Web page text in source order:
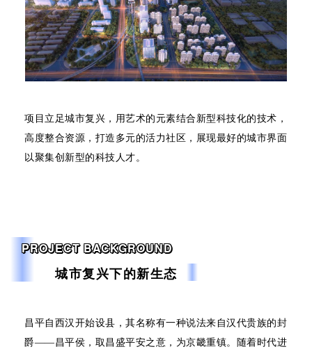
项目立足城市复兴，用艺术的元素结合新型科技化的技术，
高度整合资源，打造多元的活力社区，展现最好的城市界面
以聚集创新型的科技人才。
PROJECT BACKGROUND
城市复兴下的新生态
昌平自西汉开始设县，其名称有一种说法来自汉代贵族的封
爵——昌平侯，取昌盛平安之意，为京畿重镇。随着时代进